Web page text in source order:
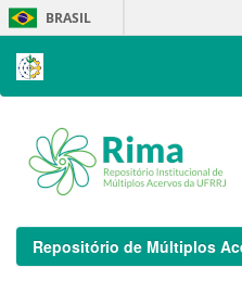
Skip
navigation
BRASIL
Repositório de Múltiplos